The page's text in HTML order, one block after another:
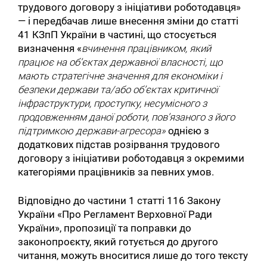
трудового договору з ініціативи роботодавця»
— і передбачав лише внесення зміни до статті
41 КЗпП України в частині, що стосується
визначення «вчинення працівником, який
працює на об’єктах державної власності, що
мають стратегічне значення для економіки і
безпеки держави та/або об’єктах критичної
інфраструктури, проступку, несумісного з
продовженням даної роботи, пов’язаного з його
підтримкою держави-агресора» однією з
додаткових підстав розірвання трудового
договору з ініціативи роботодавця з окремими
категоріями працівників за певних умов.
Відповідно до частини 1 статті 116 Закону
України «Про Регламент Верховної Ради
України», пропозиції та поправки до
законопроєкту, який готується до другого
читання, можуть вноситися лише до того тексту